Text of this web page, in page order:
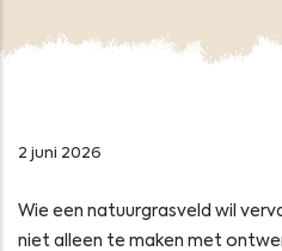
2 juni 2026
Wie een natuurgrasveld wil
niet alleen te maken met